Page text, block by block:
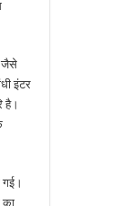
जैसे
इंटर
है।
गई।
का